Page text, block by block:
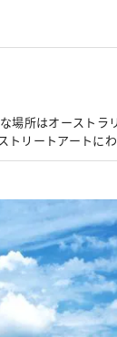
場所はオーストラ
リートアートに